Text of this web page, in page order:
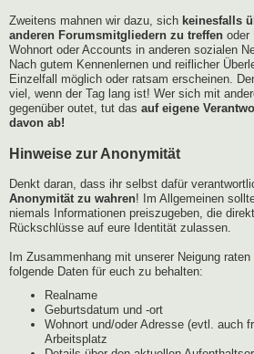
Zweitens mahnen wir dazu, sich keinesfalls
anderen Forumsmitgliedern zu treffen oder
Wohnort oder Accounts in anderen sozialen
Nach gutem Kennenlernen und reiflicher
Einzelfall möglich oder ratsam erscheinen.
viel, wenn der Tag lang ist! Wer sich mit
gegenüber outet, tut das auf eigene
davon ab!
Hinweise zur Anonymität
Denkt daran, dass ihr selbst dafür
Anonymität zu wahren! Im Allgemeinen
niemals Informationen preiszugeben, die
Rückschlüsse auf eure Identität zulassen.
Im Zusammenhang mit unserer Neigung
folgende Daten für euch zu behalten:
Realname
Geburtsdatum und -ort
Wohnort und/oder Adresse (evtl. auch
Arbeitsplatz